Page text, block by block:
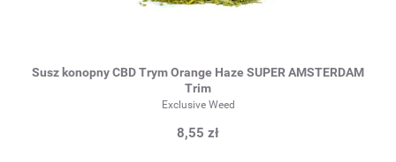
Susz konopny CBD Trym Orange Haze SUPER AMSTERDAM
Trim
Exclusive Weed
8,55 zł